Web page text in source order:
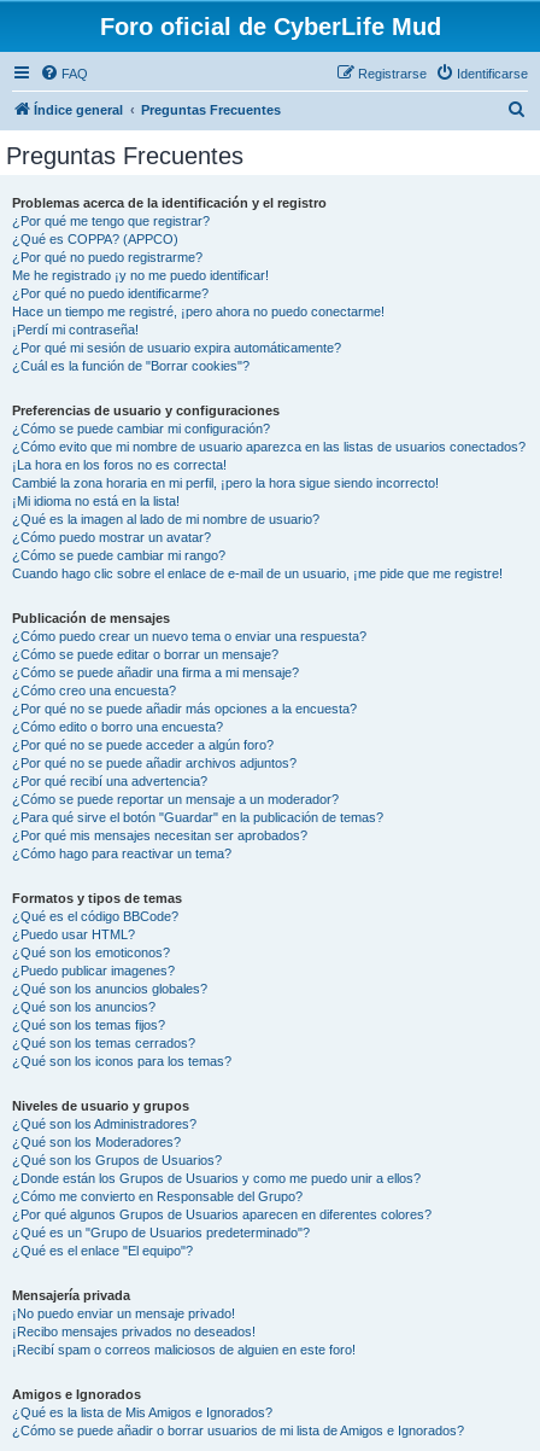
Foro oficial de CyberLife Mud
FAQ Identificarse
Registrarse
Índice general Preguntas Frecuentes
Preguntas Frecuentes
Problemas acerca de la identificación y el registro
¿Por qué me tengo que registrar?
¿Qué es COPPA? (APPCO)
¿Por qué no puedo registrarme?
Me he registrado ¡y no me puedo identificar!
¿Por qué no puedo identificarme?
Hace un tiempo me registré, ¡pero ahora no puedo conectarme!
¡Perdí mi contraseña!
¿Por qué mi sesión de usuario expira automáticamente?
¿Cuál es la función de "Borrar cookies"?
Preferencias de usuario y configuraciones
¿Cómo se puede cambiar mi configuración?
¿Cómo evito que mi nombre de usuario aparezca en las listas de usuarios conectados?
¡La hora en los foros no es correcta!
Cambié la zona horaria en mi perfil, ¡pero la hora sigue siendo incorrecto!
¡Mi idioma no está en la lista!
¿Qué es la imagen al lado de mi nombre de usuario?
¿Cómo puedo mostrar un avatar?
¿Cómo se puede cambiar mi rango?
Cuando hago clic sobre el enlace de e-mail de un usuario, ¡me pide que me registre!
Publicación de mensajes
¿Cómo puedo crear un nuevo tema o enviar una respuesta?
¿Cómo se puede editar o borrar un mensaje?
¿Cómo se puede añadir una firma a mi mensaje?
¿Cómo creo una encuesta?
¿Por qué no se puede añadir más opciones a la encuesta?
¿Cómo edito o borro una encuesta?
¿Por qué no se puede acceder a algún foro?
¿Por qué no se puede añadir archivos adjuntos?
¿Por qué recibí una advertencia?
¿Cómo se puede reportar un mensaje a un moderador?
¿Para qué sirve el botón "Guardar" en la publicación de temas?
¿Por qué mis mensajes necesitan ser aprobados?
¿Cómo hago para reactivar un tema?
Formatos y tipos de temas
¿Qué es el código BBCode?
¿Puedo usar HTML?
¿Qué son los emoticonos?
¿Puedo publicar imagenes?
¿Qué son los anuncios globales?
¿Qué son los anuncios?
¿Qué son los temas fijos?
¿Qué son los temas cerrados?
¿Qué son los iconos para los temas?
Niveles de usuario y grupos
¿Qué son los Administradores?
¿Qué son los Moderadores?
¿Qué son los Grupos de Usuarios?
¿Donde están los Grupos de Usuarios y como me puedo unir a ellos?
¿Cómo me convierto en Responsable del Grupo?
¿Por qué algunos Grupos de Usuarios aparecen en diferentes colores?
¿Qué es un "Grupo de Usuarios predeterminado"?
¿Qué es el enlace "El equipo"?
Mensajería privada
¡No puedo enviar un mensaje privado!
¡Recibo mensajes privados no deseados!
¡Recibí spam o correos maliciosos de alguien en este foro!
Amigos e Ignorados
¿Qué es la lista de Mis Amigos e Ignorados?
¿Cómo se puede añadir o borrar usuarios de mi lista de Amigos e Ignorados?